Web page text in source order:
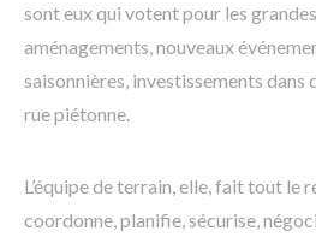
sont eux qui votent pour les
aménagements, nouveaux
saisonnières, investissements dans
rue piétonne.
L’équipe de terrain, elle, fait tout le
coordonne, planifie, sécurise,